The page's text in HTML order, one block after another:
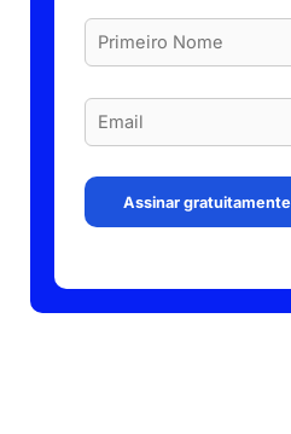
Assinar gratuitamente